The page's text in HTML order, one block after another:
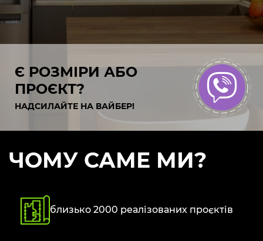
Є РОЗМІРИ АБО
ПРОЄКТ?
НАДСИЛАЙТЕ НА ВАЙБЕР!
ЧОМУ САМЕ МИ?
близько 2000 реалізованих проєктів